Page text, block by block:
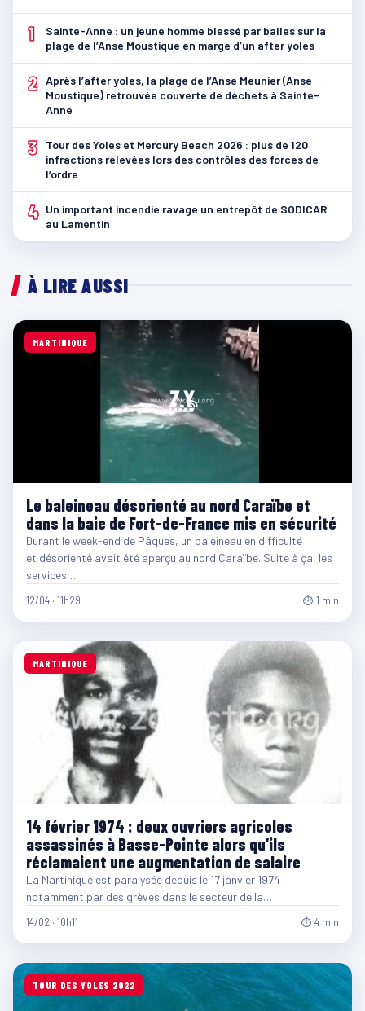
1
Sainte-Anne : un jeune homme blessé par balles sur la
plage de l’Anse Moustique en marge d’un after yoles
2 Après l’after yoles, la plage de l’Anse Meunier (Anse
Moustique) retrouvée couverte de déchets à Sainte-
Anne
3
Tour des Yoles et Mercury Beach 2026 : plus de 120
infractions relevées lors des contrôles des forces de
l’ordre
4 Un important incendie ravage un entrepôt de SODICAR
au Lamentin
À LIRE AUSSI
MARTINIQUE
Le baleineau désorienté au nord Caraïbe et
dans la baie de Fort-de-France mis en sécurité
Durant le week-end de Pâques, un baleineau en difficulté
et désorienté avait été aperçu au nord Caraïbe. Suite à ça, les
services…
12/04 · 11h29 ⏱ 1 min
MARTINIQUE
14 février 1974 : deux ouvriers agricoles
assassinés à Basse-Pointe alors qu’ils
réclamaient une augmentation de salaire
La Martinique est paralysée depuis le 17 janvier 1974
notamment par des grèves dans le secteur de la…
14/02 · 10h11 ⏱ 4 min
TOUR DES YOLES 2022